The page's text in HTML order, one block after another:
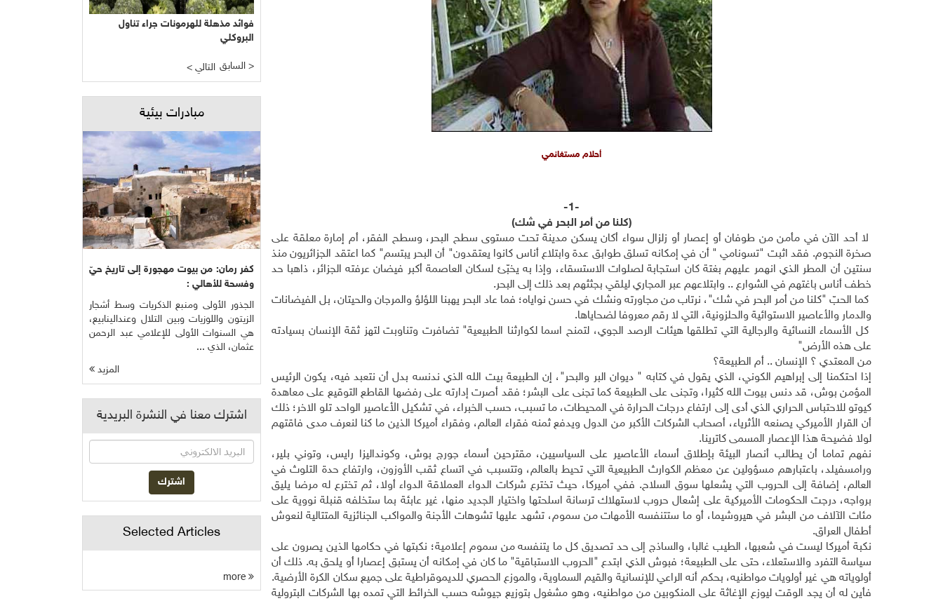
أحلام مستغانمي
1-
-
(كلنا من أمر البحر في شك)
لا أحد الآن في مأمن من طوفان أو إعصار أو زلزال سواء أكان يسكن مدينة تحت مستوى سطح البحر، وسطح الفقر، أم إمارة معلقة على
صخرة النجوم. فقد اثبت "تسونامي " أن في إمكانه تسلق طوابق عدة وابتلاع أناس كانوا يعتقدون" أن البحر يبتسم" كما اعتقد الجزائريون منذ
سنتين أن المطر الذي انهمر عليهم بغتة كان استجابة لصلوات الاستسقاء، وإذا به يخبّئ لسكان العاصمة أكبر فيضان عرفته الجزائر، ذاهبا حد
خطف أناس باغتهم في الشوارع .. وابتلاعهم عبر المجاري ليلقي بجثثهم بعد ذلك إلى البحر.
كما الحبّ "كلنا من أمر البحر في شك"، نرتاب من مجاورته ونشك في حسن نواياه؛ فما عاد البحر يهبنا اللؤلؤ والمرجان والحيتان، بل الفيضانات
والدمار والأعاصير الاستوائية والحلزونية، التي لا رقم معروفا لضحاياها.
كل الأسماء النسائية والرجالية التي تطلقها هيئات الرصد الجوي، لتمنح اسما لكوارثنا الطبيعية" تضافرت وتناوبت لتهز ثقة الإنسان بسيادته
على هذه الأرض"
من المعتدي ؟ الإنسان .. أم الطبيعة؟
إذا احتكمنا إلى إبراهيم الكوني، الذي يقول في كتابه " ديوان البر والبحر"، إن الطبيعة بيت الله الذي ندنسه بدل أن نتعبد فيه، يكون الرئيس
المؤمن بوش، قد دنس بيوت الله كثيرا، وتجنى على الطبيعة كما تجنى على البشر؛ فقد أصرت إدارته على رفضها القاطع التوقيع على معاهدة
كيوتو للاحتباس الحراري الذي أدى إلى ارتفاع درجات الحرارة في المحيطات، ما تسبب، حسب الخبراء، في تشكيل الأعاصير الواحد تلو الاخر؛ ذلك
أن القرار الأميركي يصنعه الأثرياء، أصحاب الشركات الأكبر من الدول ويدفع ثمنه فقراء العالم، وفقراء أميركا الذين ما كنا لنعرف مدى فاقتهم
لولا فضيحة هذا الإعصار المسمى كاترينا.
نفهم تماما أن يطالب أنصار البيئة بإطلاق أسماء الأعاصير على السياسيين، مقترحين أسماء جورج بوش، وكونداليزا رايس، وتوني بلير،
ورامسفيلد، باعتبارهم مسؤولين عن معظم الكوارث الطبيعية التي تحيط بالعالم، وتتسبب في اتساع ثقب الأوزون، وارتفاع حدة التلوث في
العالم، إضافة إلى الحروب التي يشعلها سوق السلاح. ففي أميركا، حيث تخترع شركات الدواء العملاقة الدواء أولا، ثم تخترع له مرضا يليق
برواجه، درجت الحكومات الأميركية على إشعال حروب لاستهلاك ترسانة اسلحتها واختيار الجديد منها، غير عابئة بما ستخلفه قنبلة نووية على
مئات الآلاف من البشر في هيروشيما، أو ما ستتنفسه الأمهات من سموم، تشهد عليها تشوهات الأجنة والمواكب الجنائزية المتتالية لنعوش
أطفال العراق.
نكبة أميركا ليست في شعبها، الطيب غالبا، والساذج إلى حد تصديق كل ما يتنفسه من سموم إعلامية؛ نكبتها في حكامها الذين يصرون على
سياسة التفرد والاستعلاء، حتى على الطبيعة؛ فبوش الذي ابتدع "الحروب الاستباقية" ما كان في إمكانه أن يستبق إعصارا أو يلحق به. ذلك أن
أولوياته هي غير أولويات مواطنيه، بحكم أنه الراعي للإنسانية والقيم السماوية، والموزع الحصري للديموقراطية على جميع سكان الكرة الأرضية.
فأين له أن يجد الوقت ليوزع الإغاثة على المنكوبين من مواطنيه، وهو مشغول بتوزيع جيوشه حسب الخرائط التي تمده بها الشركات البترولية
فوائد مذهلة للهرمونات جراء تناول
البروكلي
< التالي السابق >
مبادرات بيئية
كفر رمان: من بيوت مهجورة إلى تاريخ حيّ
وفسحة للأهالي :
الجذور الأولى ومنبع الذكريات وسط أشجار
الزيتون واللوزيات وبين التلال وعندالينابيع،
هي السنوات الأولى للإعلامي عبد الرحمن
عثمان، الذي ...
المزيد
اشترك معنا في النشرة البريدية
Selected Articles